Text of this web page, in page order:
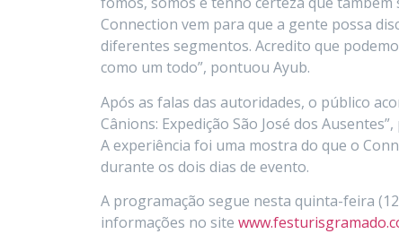
Connection vem para que a gente possa
diferentes segmentos. Acredito que
como um todo”, pontuou Ayub.
Após as falas das autoridades, o público
Cânions: Expedição São José dos
A experiência foi uma mostra do que o
durante os dois dias de evento.
A programação segue nesta quinta-feira
informações no site